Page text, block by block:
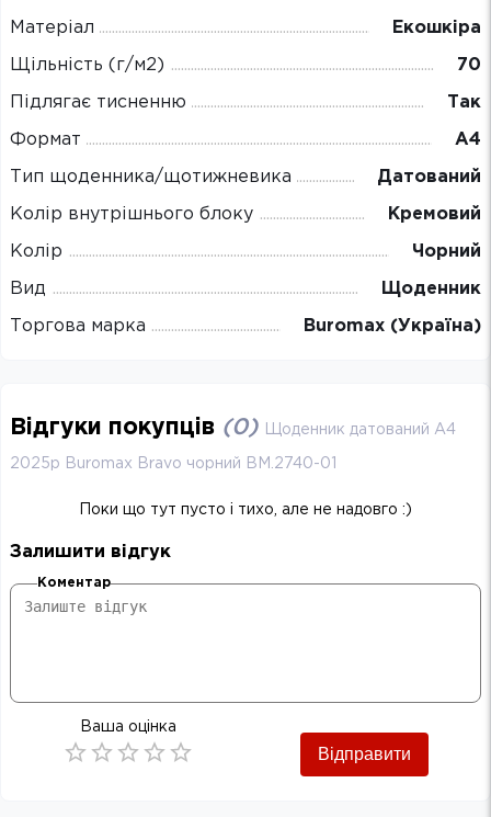
Матеріал Екошкіра
Щільність (г/м2) 70
Підлягає тисненню Так
Формат А4
Тип щоденника/щотижневика Датований
Колір внутрішнього блоку Кремовий
Колір Чорний
Вид Щоденник
Торгова марка Buromax (Україна)
Відгуки покупців (0) Щоденник датований А4
2025р Buromax Bravo чорний BM.2740-01
Поки що тут пусто і тихо, але не надовго :)
Залишити відгук
Коментар
Ваша оцінка
Відправити